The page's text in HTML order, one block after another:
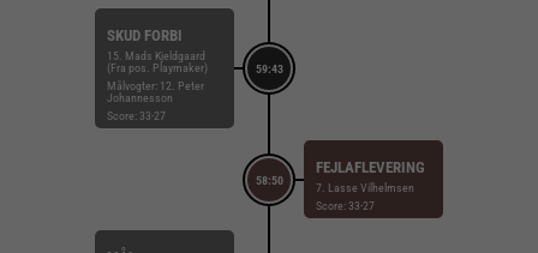
59:43
SKUD FORBI
15. Mads Kjeldgaard
(Fra pos. Playmaker)
Målvogter: 12. Peter
Johannesson
Score: 33-27
58:50
FEJLAFLEVERING
7. Lasse Vilhelmsen
Score: 33-27